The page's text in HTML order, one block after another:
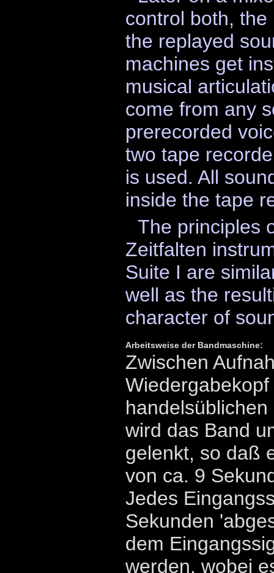
control both,
the replayed
machines get
musical
come from any
prerecorded
two tape
is used. All
inside the tape
The principles
Zeitfalten
Suite I are
well as the
character of
Arbeitsweise der Bandmaschine:
Zwischen
wird das Band
gelenkt, so daß
von ca. 9
Jedes
Sekunden
dem
werden, wobei